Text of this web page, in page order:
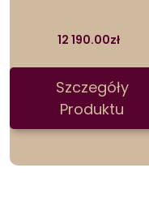
12 190.00zł
Szczegóły
Produktu